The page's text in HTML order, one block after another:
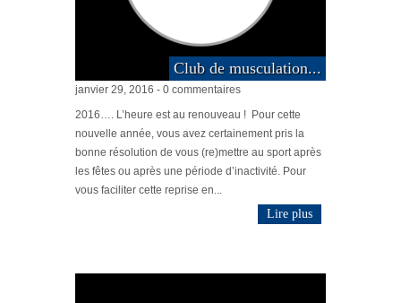
Club de musculation...
janvier 29, 2016 - 0 commentaires
2016…. L’heure est au renouveau ! Pour cette
nouvelle année, vous avez certainement pris la
bonne résolution de vous (re)mettre au sport après
les fêtes ou après une période d’inactivité. Pour
vous faciliter cette reprise en...
Lire plus